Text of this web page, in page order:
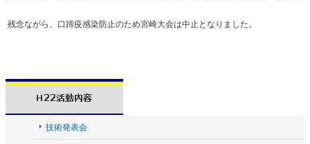
残念ながら、口蹄疫感染防止のため宮崎大会は中止となりました。
技術発表会